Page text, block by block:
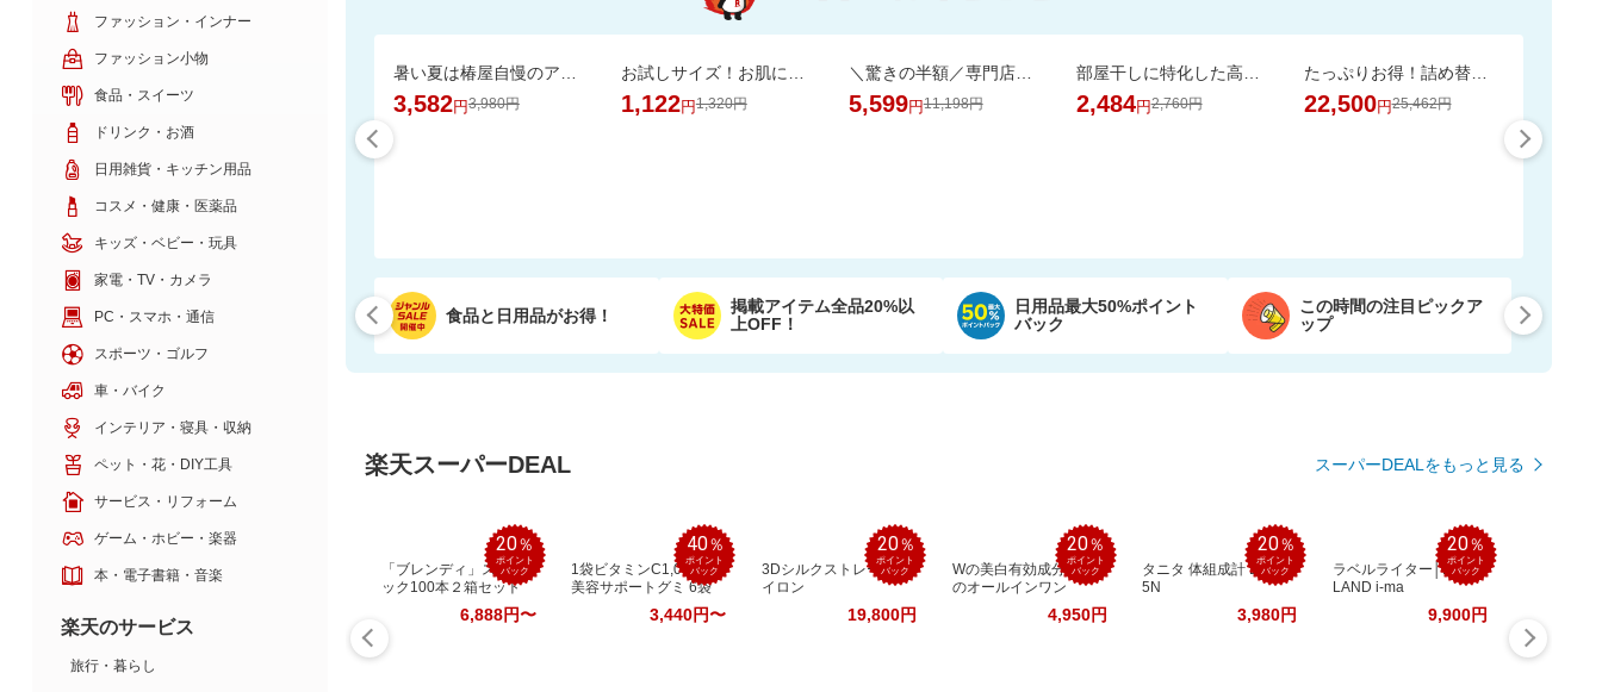
3,582円3,980円 1,122円1,320円
＼驚きの半額／専門店のワンランク上の芳醇な香りと深いコクの金と銀の濃い味珈琲福袋
5,599円11,198円 2,484円2,760円
たっぷりお得！詰め替え用ペレッティー10L 超大容量BOX ペット消臭スプレーおまけ付き
22,500円25,462円
食品と日用品がお得！
掲載アイテム全品20%以
上OFF！
日用品最大50%ポイント
バック
この時間の注目ピックア
ップ
楽天スーパーDEAL スーパーDEALをもっと見る
20％
ポイント
バック
「ブレンディ」スティ
ック100本２箱セット
6,888円〜
40％
ポイント
バック
1袋ビタミンC1,000mg
美容サポートグミ 6袋
3,440円〜
20％
ポイント
バック
3Dシルクストレートア
イロン
19,800円
20％
ポイント
バック
Wの美白有効成分配合
のオールインワン
4,950円
20％
ポイント
バック
タニタ 体組成計 BC-70
5N
3,980円
20％
ポイント
バック
ラベルライター│NAME
LAND i-ma
9,900円
ファッション・インナー
ファッション小物
食品・スイーツ
ドリンク・お酒
日用雑貨・キッチン用品
コスメ・健康・医薬品
キッズ・ベビー・玩具
家電・TV・カメラ
PC・スマホ・通信
スポーツ・ゴルフ
車・バイク
インテリア・寝具・収納
ペット・花・DIY工具
サービス・リフォーム
ゲーム・ホビー・楽器
本・電子書籍・音楽
楽天のサービス
旅行・暮らし